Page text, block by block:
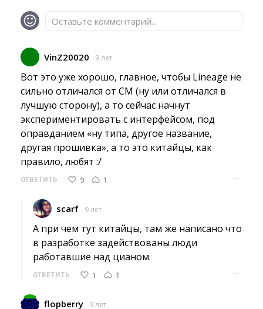
Оставьте комментарий...
VinZ20020 9 лет
Вот это уже хорошо, главное, чтобы Lineage не
сильно отличался от CM (ну или отличался в
лучшую сторону), а то сейчас начнут
экспериментировать с интерфейсом, под
оправданием «ну типа, другое название,
другая прошивка», а то это китайцы, как
правило, любят :/
ОТВЕТИТЬ 9 1 ···
scarf 9 лет
А при чем тут китайцы, там же написано что
в разработке задействованы люди
работавшие над цианом.
ОТВЕТИТЬ 1 1 ···
flopberry 9 лет